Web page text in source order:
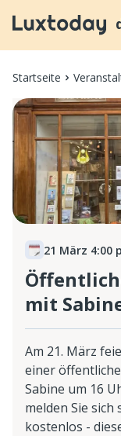
Startseite
21 März 4:00
mit
Am 21. März
einer
Sabine um 16
melden Sie
kostenlos -